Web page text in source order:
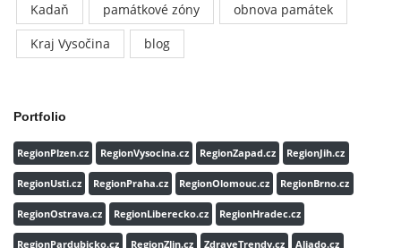
Kadaň
památkové zóny
obnova památek
Kraj Vysočina
blog
Portfolio
RegionPlzen.cz RegionVysocina.cz RegionZapad.cz RegionJih.cz
RegionUsti.cz RegionPraha.cz RegionOlomouc.cz RegionBrno.cz
RegionOstrava.cz RegionLiberecko.cz RegionHradec.cz
RegionPardubicko.cz RegionZlin.cz ZdraveTrendy.cz Aliado.cz